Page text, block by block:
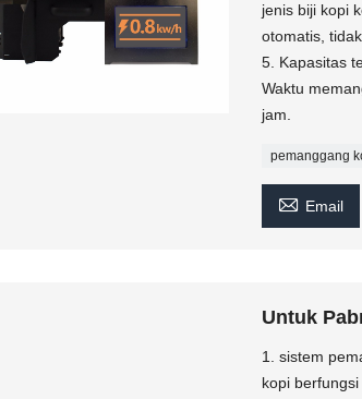
jenis biji kopi
otomatis,
5. Kapasitas
Waktu
jam.
pemanggang
 Email
Untuk
1. sistem
kopi berfungsi